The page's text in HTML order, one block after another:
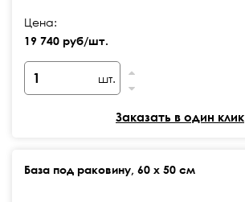
Цена:
19 740 руб/шт.
шт.
Заказать в один клик
База под раковину, 60 х 50 см